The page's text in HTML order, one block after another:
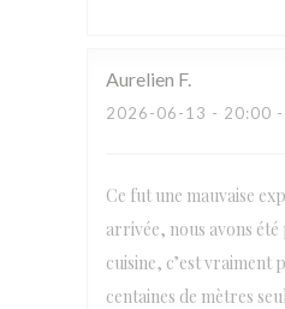
Aurelien F
2026-06-13 - 20:00 -
Ce fut une mauvaise
arrivée, nous avons été
cuisine, c’est vraiment
centaines de mètres